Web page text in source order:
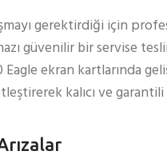
gerektirdiği için
güvenilir bir servise
ekran kartlarında
kalıcı ve garantili